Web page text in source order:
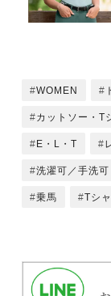
WOMEN
カットソー・T
E・L・T
洗濯可／手洗可
乗馬 Tシ